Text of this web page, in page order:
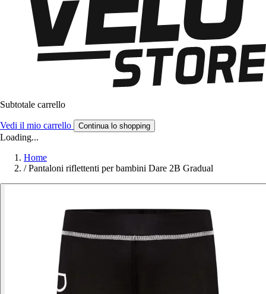
Subtotale carrello
Vedi il mio carrello Continua lo shopping
Loading...
Home
/ Pantaloni riflettenti per bambini Dare 2B Gradual